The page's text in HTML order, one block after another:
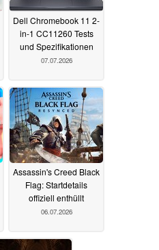
Dell Chromebook 11 2-
in-1 CC11260 Tests
und Spezifikationen
07.07.2026
Assassin's Creed Black
Flag: Startdetails
offiziell enthüllt
06.07.2026